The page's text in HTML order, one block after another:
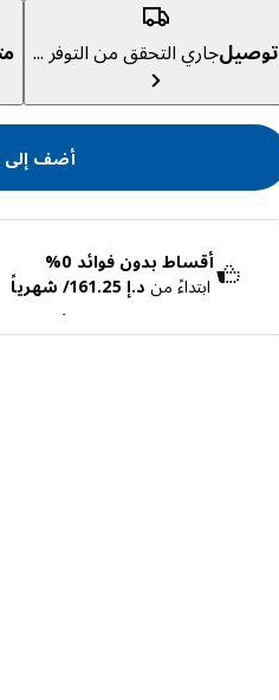
توصيلجاري التحقق من التوفر ...
أضف إلى
أقساط بدون فوائد 0%
ابتداءً من د.إ 161.25/ شهرياً